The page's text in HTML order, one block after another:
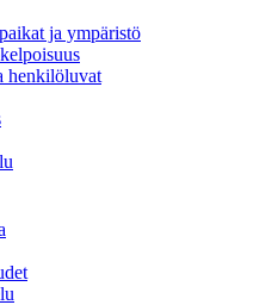
ja ympäristö
henkilöluvat